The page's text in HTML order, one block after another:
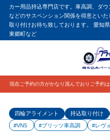
カー用品持込専門店です。車高調、ダ
などのサスペンション関係を得意とい
取り付けお待ち致しております。 愛知
東郷町など
現在ご予約の方がかなり混んでおりご予約
四輪アライメント 持込取り付け
#VN5
#ブリッツ車高調 #レヴ